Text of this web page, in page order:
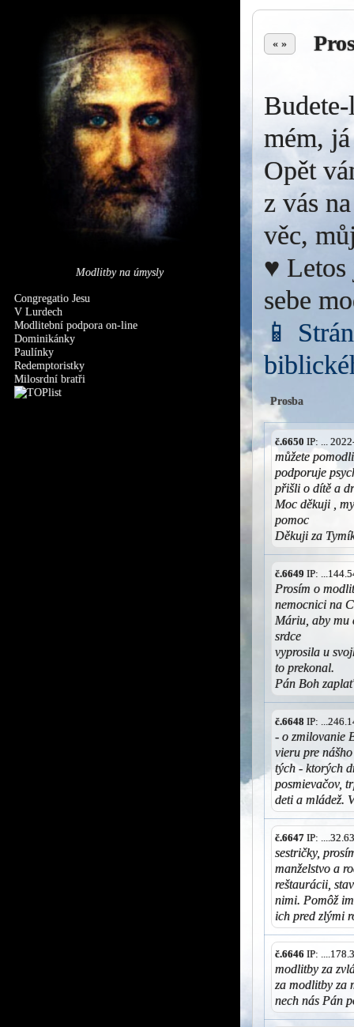
Modlitby na úmysly
Congregatio Jesu
V Lurdech
Modlitební podpora on-line
Dominikánky
Paulínky
Redemptoristky
Milosrdní bratři
« »
mém,
Opět
z vás
věc,
♥ Letos
sebe
📱
Prosba
č.6650 IP: ...
můžete
podporuje
přišli o dítě a
Moc děkuji ,
pomoc
Děkuji za
č.6649 IP:
Prosím o
nemocnici na
Máriu, aby mu
srdce
vyprosila u
to prekonal.
Pán Boh zaplať
č.6648 IP:
- o zmilovanie
vieru pre
tých - ktorých
posmievačov,
deti a mládež.
č.6647 IP:
sestričky,
manželstvo a
reštaurácii,
nimi. Pomôž
ich pred zlými
č.6646 IP:
modlitby za
za modlitby za
nech nás Pán